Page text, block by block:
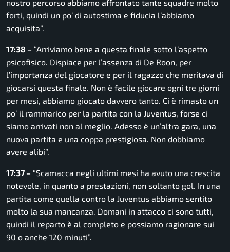
nostro percorso abbiamo affrontato tante squadre molto
forti, quindi un po’ di autostima e fiducia l’abbiamo
acquisita”.
17:38 – “Arriviamo bene a questa finale sotto l’aspetto
psicofisico. Dispiace per l’assenza di De Roon, per
l’importanza del giocatore e per il ragazzo che meritava di
giocarsi questa finale. Non è facile giocare ogni tre giorni
per mesi, abbiamo giocato davvero tanto. Ci è rimasto un
po’ il rammarico per la partita con la Juventus, forse ci
siamo arrivati non al meglio. Adesso è un’altra gara, una
nuova partita e una coppa prestigiosa. Non dobbiamo
avere alibi”.
17:37 – “Scamacca negli ultimi mesi ha avuto una crescita
notevole, in quanto a prestazioni, non soltanto gol. In una
partita come quella contro la Juventus abbiamo sentito
molto la sua mancanza. Domani in attacco ci sono tutti,
quindi il reparto è al completo e possiamo ragionare sui
90 o anche 120 minuti”.